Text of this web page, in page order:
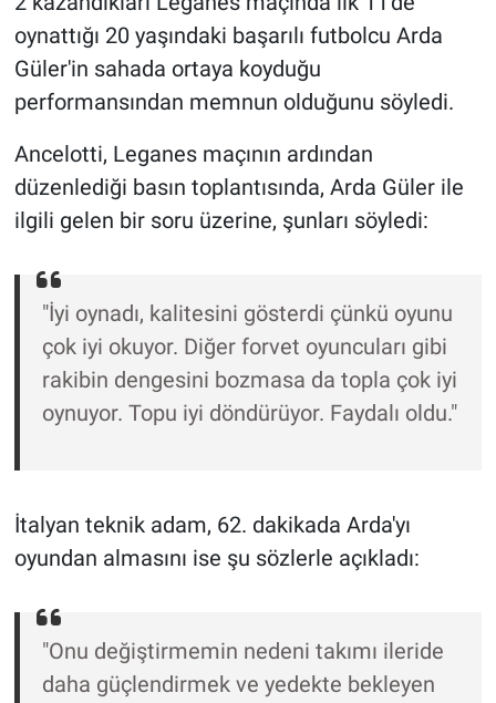
oynattığı 20 yaşındaki başarılı futbolcu Arda
Güler'in sahada ortaya koyduğu
performansından memnun olduğunu söyledi.
Ancelotti, Leganes maçının ardından
düzenlediği basın toplantısında, Arda Güler ile
ilgili gelen bir soru üzerine, şunları söyledi:
"İyi oynadı, kalitesini gösterdi çünkü oyunu
çok iyi okuyor. Diğer forvet oyuncuları gibi
rakibin dengesini bozmasa da topla çok iyi
oynuyor. Topu iyi döndürüyor. Faydalı oldu."
İtalyan teknik adam, 62. dakikada Arda'yı
oyundan almasını ise şu sözlerle açıkladı:
"Onu değiştirmemin nedeni takımı ileride
daha güçlendirmek ve yedekte bekleyen
Gündem Özel
Günün görüntüsü
Haber
İlan
Kimdir
Koronavirüs
Kültür Sanat
Popüler
Programlar
Sağlık